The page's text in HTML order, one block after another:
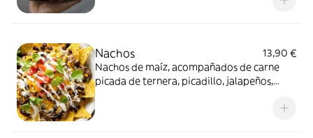
Nachos
13,90 €
Nachos de maíz, acompañados de carne
picada de ternera, picadillo, jalapeños,